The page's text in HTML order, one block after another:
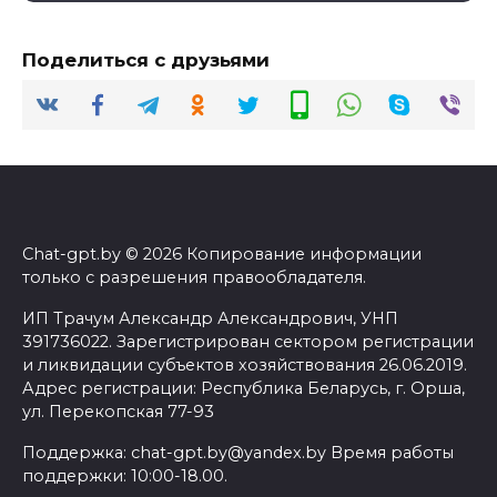
Поделиться с друзьями
Chat-gpt.by © 2026 Копирование информации
только с разрешения правообладателя.
ИП Трачум Александр Александрович, УНП
391736022. Зарегистрирован сектором регистрации
и ликвидации субъектов хозяйствования 26.06.2019.
Адрес регистрации: Республика Беларусь, г. Орша,
ул. Перекопская 77-93
Поддержка: chat-gpt.by@yandex.by Время работы
поддержки: 10:00-18.00.